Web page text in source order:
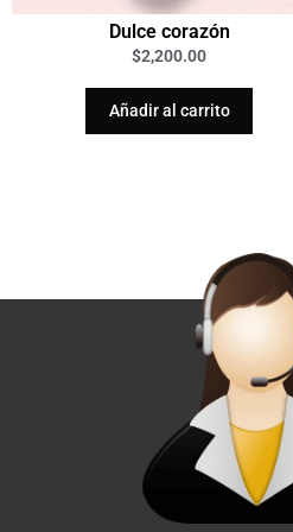
Dulce corazón
$2,200.00
Añadir al carrito